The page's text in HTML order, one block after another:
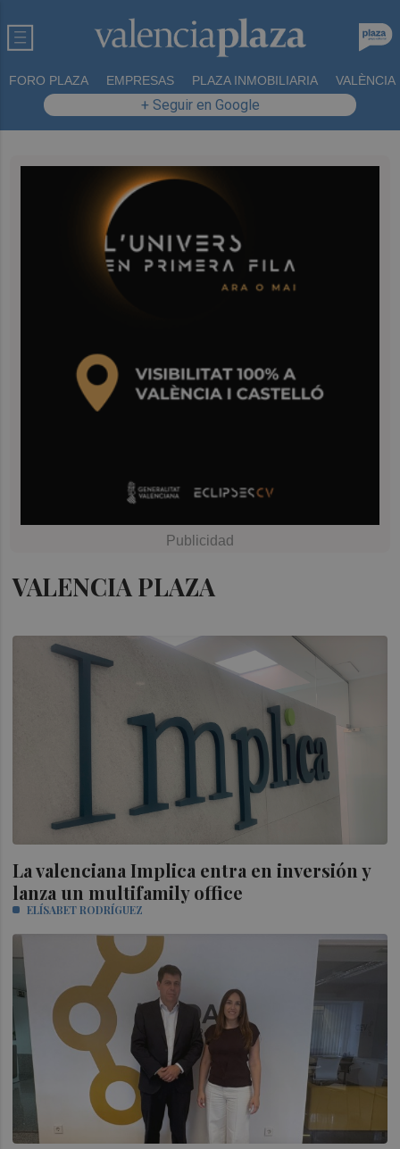
FORO PLAZA EMPRESAS PLAZA INMOBILIARIA VALÈNCIA
+ Seguir en Google
VALENCIA PLAZA
La valenciana Implica entra en inversión y
lanza un multifamily office
ELÍSABET RODRÍGUEZ